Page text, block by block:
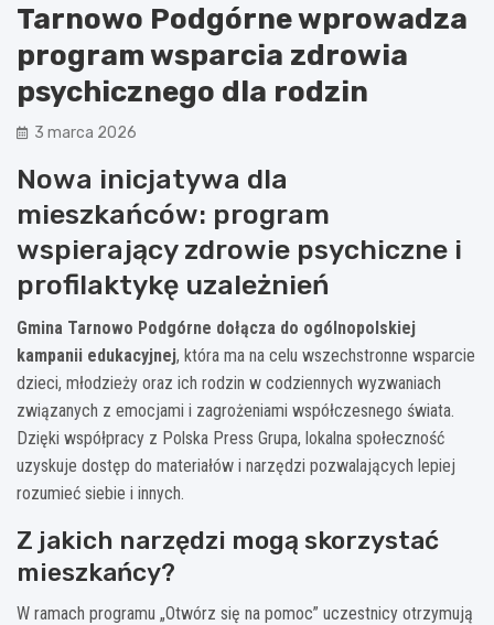
Tarnowo Podgórne wprowadza
program wsparcia zdrowia
psychicznego dla rodzin
3 marca 2026
Nowa inicjatywa dla
mieszkańców: program
wspierający zdrowie psychiczne i
profilaktykę uzależnień
Gmina Tarnowo Podgórne dołącza do ogólnopolskiej
kampanii edukacyjnej, która ma na celu wszechstronne wsparcie
dzieci, młodzieży oraz ich rodzin w codziennych wyzwaniach
związanych z emocjami i zagrożeniami współczesnego świata.
Dzięki współpracy z Polska Press Grupa, lokalna społeczność
uzyskuje dostęp do materiałów i narzędzi pozwalających lepiej
rozumieć siebie i innych.
Z jakich narzędzi mogą skorzystać
mieszkańcy?
W ramach programu „Otwórz się na pomoc” uczestnicy otrzymują